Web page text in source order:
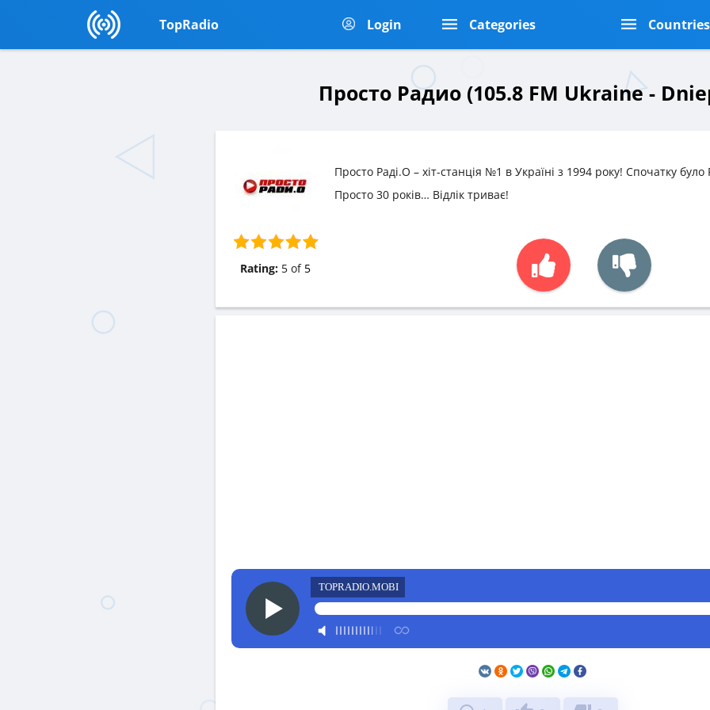
TopRadio Login Categories Countries
Просто Радио (105.8 FM Ukraine -
Rating: 5of 5
Просто Раді.О – хіт-станція №1 в Україні з 1994 року! Спочатку
Просто 30 років… Відлік триває!
TOPRADIO.MOBI